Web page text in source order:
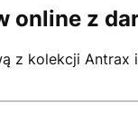
online z
z kolekcji